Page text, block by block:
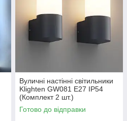
Вуличні настінні світильники
Klighten GW081 E27 IP54
(Комплект 2 шт.)
Готово до відправки